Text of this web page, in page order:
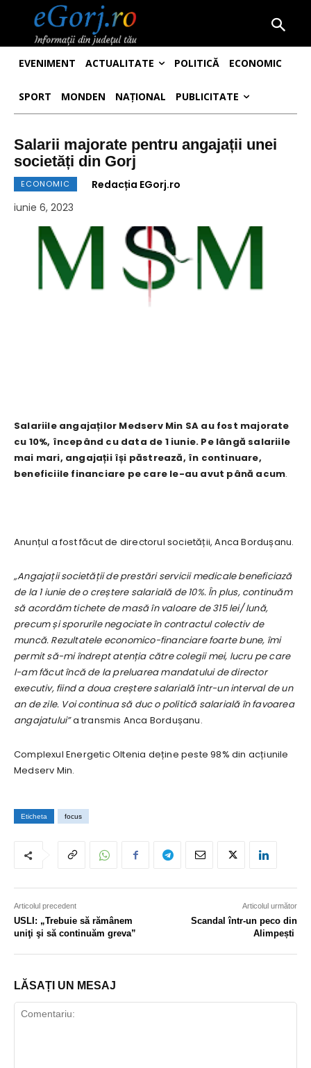
EVENIMENT ACTUALITATE POLITICĂ ECONOMIC
SPORT MONDEN NAȚIONAL PUBLICITATE
Salarii majorate pentru angajații unei
societăți din Gorj
ECONOMIC
Redacția EGorj.ro
iunie 6, 2023
Salariile angajaților Medserv Min SA au fost majorate
cu 10%, începând cu data de 1 iunie. Pe lângă salariile
mai mari, angajații își păstrează, în continuare,
beneficiile financiare pe care le-au avut până acum.
Anunțul a fost făcut de directorul societății, Anca Bordușanu.
„Angajații societății de prestări servicii medicale beneficiază
de la 1 iunie de o creștere salarială de 10%. În plus, continuăm
să acordăm tichete de masă în valoare de 315 lei/ lună,
precum și sporurile negociate în contractul colectiv de
muncă. Rezultatele economico-financiare foarte bune, îmi
permit să-mi îndrept atenția către colegii mei, lucru pe care
l-am făcut încă de la preluarea mandatului de director
executiv, fiind a doua creștere salarială într-un interval de un
an de zile. Voi continua să duc o politică salarială în favoarea
angajatului”a transmis Anca Bordușanu.
Complexul Energetic Oltenia deține peste 98% din acțiunile
Medserv Min.
Eticheta focus
Articolul precedent
USLI: „Trebuie să rămânem
uniţi şi să continuăm greva”
Articolul următor
Scandal într-un peco din
Alimpești
LĂSAȚI UN MESAJ